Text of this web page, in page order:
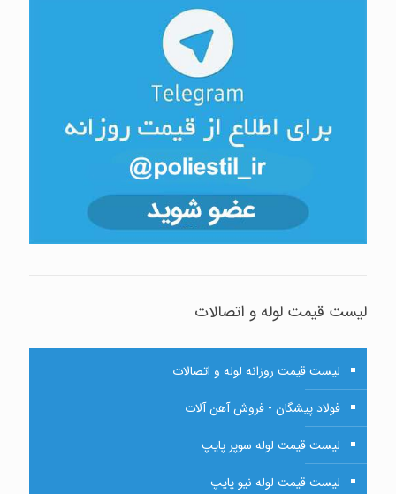
لیست قیمت لوله و اتصالات
لیست قیمت روزانه لوله و اتصالات
فولاد پیشگان - فروش آهن آلات
لیست قیمت لوله سوپر پایپ
لیست قیمت لوله نیو پایپ